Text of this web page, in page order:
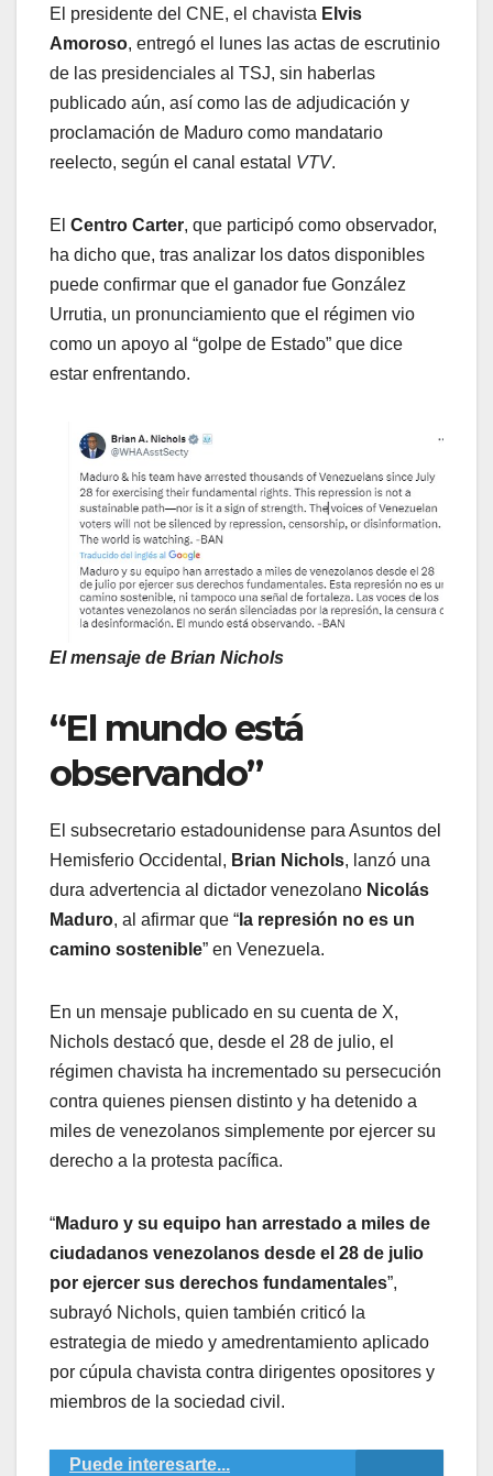
El presidente del CNE, el chavista Elvis
Amoroso, entregó el lunes las actas de escrutinio
de las presidenciales al TSJ, sin haberlas
publicado aún, así como las de adjudicación y
proclamación de Maduro como mandatario
reelecto, según el canal estatal VTV.
El Centro Carter, que participó como observador,
ha dicho que, tras analizar los datos disponibles
puede confirmar que el ganador fue González
Urrutia, un pronunciamiento que el régimen vio
como un apoyo al “golpe de Estado” que dice
estar enfrentando.
El mensaje de Brian Nichols
“El mundo está
observando”
El subsecretario estadounidense para Asuntos del
Hemisferio Occidental, Brian Nichols, lanzó una
dura advertencia al dictador venezolano Nicolás
Maduro, al afirmar que “ la represión no es un
camino sostenible” en Venezuela.
En un mensaje publicado en su cuenta de X,
Nichols destacó que, desde el 28 de julio, el
régimen chavista ha incrementado su persecución
contra quienes piensen distinto y ha detenido a
miles de venezolanos simplemente por ejercer su
derecho a la protesta pacífica.
“Maduro y su equipo han arrestado a miles de
ciudadanos venezolanos desde el 28 de julio
por ejercer sus derechos fundamentales”,
subrayó Nichols, quien también criticó la
estrategia de miedo y amedrentamiento aplicado
por cúpula chavista contra dirigentes opositores y
miembros de la sociedad civil.
Puede interesarte...